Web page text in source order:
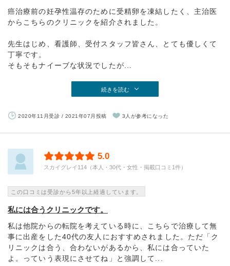
癌治療前の妊孕性温存のために受精卵を凍結したく、主治医
からこちらのクリニックを紹介されました。
先生はじめ、看護師、受付スタッフ皆さん、とても優しくて
丁寧です。
そもそもナイーブな状況でしたが...
続きを読む
2020年11月受診 / 2021年07月投稿 3人が参考になった
5.0
スカイグレイ114（本人・30代・女性・掲載口コミ1件）
この口コミは受診から5年以上経過しています。
私には合うクリニックです。
私は他院からの転院を考えている時に、こちらで治療して無
事に出産をした40代の友人におすすめされました。ただ「ク
リニックは合う、合わないがあるから、私には合っていた
よ。っていう表現にさせてね」と強調して...